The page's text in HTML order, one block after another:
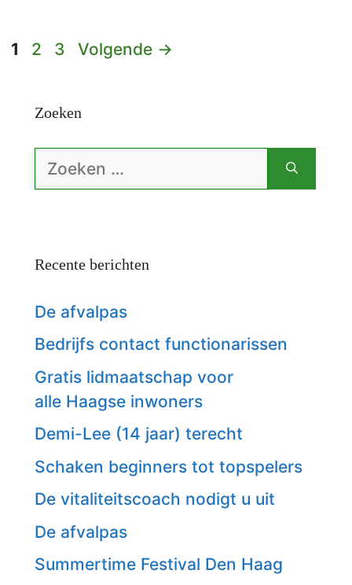
Pagina
1 Pagina
2 Pagina
3 Volgende →
Zoeken
Zoek
Recente berichten
De afvalpas
Bedrijfs contact functionarissen
Gratis lidmaatschap voor
alle Haagse inwoners
Demi-Lee (14 jaar) terecht
Schaken beginners tot topspelers
De vitaliteitscoach nodigt u uit
De afvalpas
Summertime Festival Den Haag